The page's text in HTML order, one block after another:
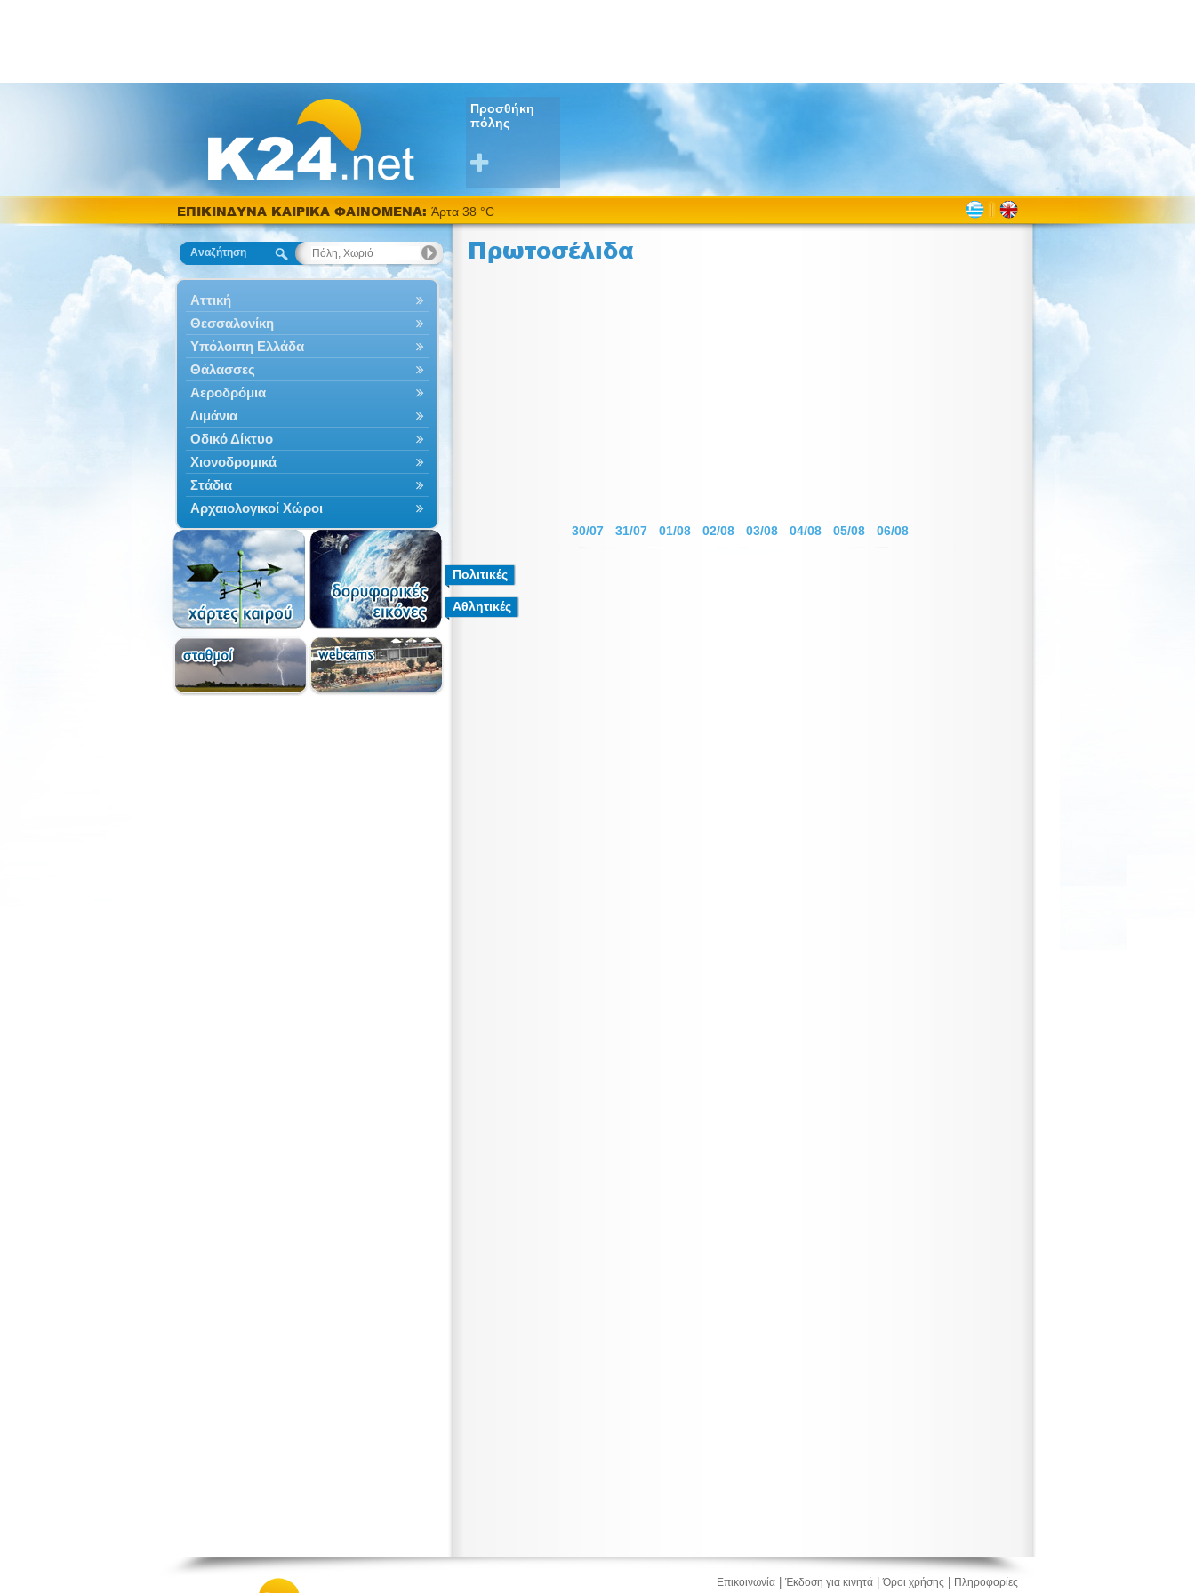
Προσθήκη
πόλης
ΕΠΙΚΙΝΔΥΝΑ ΚΑΙΡΙΚΑ ΦΑΙΝΟΜΕΝΑ: Άρτα 38 °C
Αναζήτηση
Αττική
Θεσσαλονίκη
Υπόλοιπη Ελλάδα
Θάλασσες
Αεροδρόμια
Λιμάνια
Οδικό Δίκτυο
Χιονοδρομικά
Στάδια
Αρχαιολογικοί Χώροι
Πρωτοσέλιδα
30/07 31/07 01/08 02/08 03/08 04/08 05/08 06/08
Πολιτικές
Αθλητικές
Επικοινωνία Έκδοση για κινητά |Όροι χρήσης Πληροφορίες